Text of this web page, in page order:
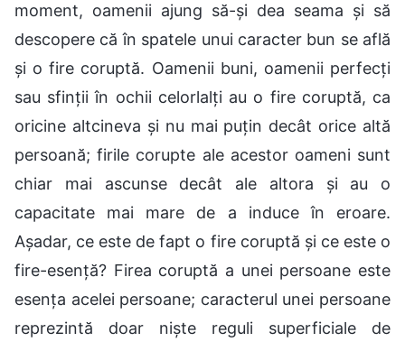
moment, oamenii ajung să-și dea seama și să
descopere că în spatele unui caracter bun se află
și o fire coruptă. Oamenii buni, oamenii perfecți
sau sfinții în ochii celorlalți au o fire coruptă, ca
oricine altcineva și nu mai puțin decât orice altă
persoană; firile corupte ale acestor oameni sunt
chiar mai ascunse decât ale altora și au o
capacitate mai mare de a induce în eroare.
Așadar, ce este de fapt o fire coruptă și ce este o
fire-esență? Firea coruptă a unei persoane este
esența acelei persoane; caracterul unei persoane
reprezintă doar niște reguli superficiale de